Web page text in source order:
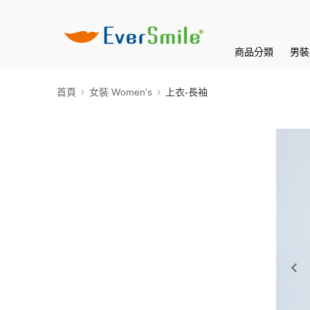
商品分類 男
首頁 女裝 Women's 上衣-長袖